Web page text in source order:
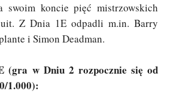
swoim koncie pięć mistrzowskich
Z Dnia 1E odpadli m.in. Barry
i Simon Deadman.
(gra w Dniu 2 rozpocznie się od
1.000):